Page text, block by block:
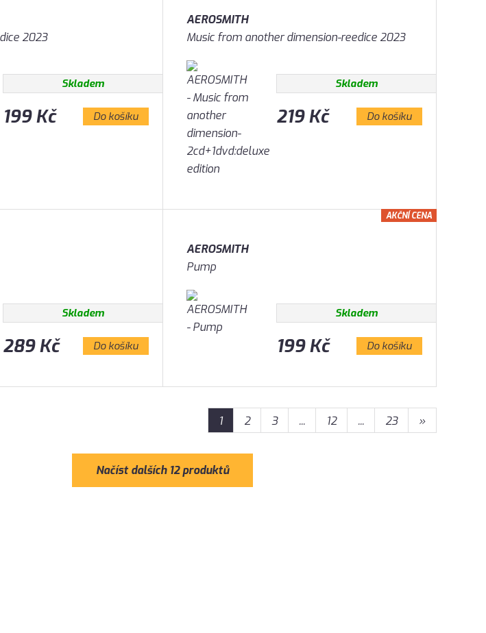
2023
Skladem
199 Kč Do košíku
AEROSMITH
Music from another dimension-reedice 2023
Skladem
219 Kč Do košíku
Skladem
289 Kč Do košíku
AEROSMITH
Pump
Skladem
199 Kč Do košíku
AKČNÍ CENA
1 2 3 ... 12 ... 23 »
Načíst dalších 12 produktů